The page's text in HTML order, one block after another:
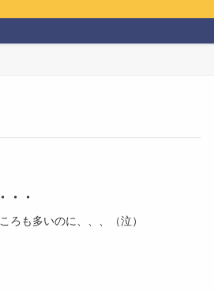
・・
ろも多いのに、、、（泣）